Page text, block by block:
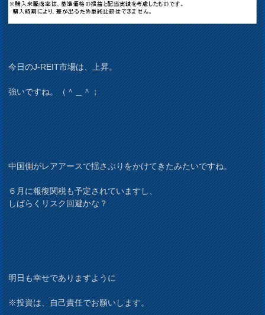
今日のJ-REIT市場は、上昇。
強いですね。（＾＿＾；
中国側がレアアースで揺さぶりをかけてきたみたいですね。
６月に報復関税も予定されていますし、
しばらくリスク回避かな？
明日も幸せでありますように
※投資は、自己責任でお願いします。